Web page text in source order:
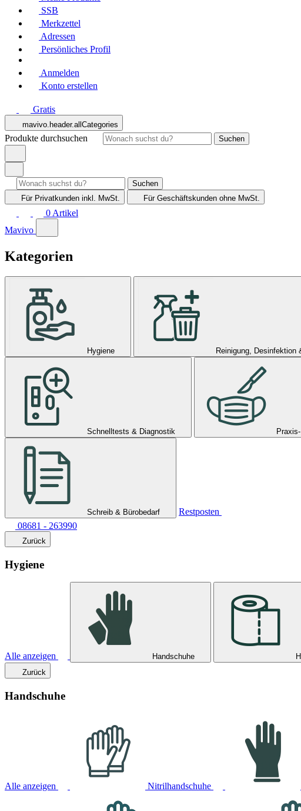
SSB
Merkzettel
Adressen
Persönliches Profil
Anmelden
Konto erstellen
Gratis
mavivo.header.allCategories
Produkte durchsuchen Suchen
Suchen
Für Privatkunden inkl. MwSt. Für Geschäftskunden ohne MwSt.
0 Artikel
Mavivo
Kategorien
Hygiene Reinigung, Desinfektion
Schnelltests & Diagnostik
Schreib & Bürobedarf
Restposten
08681 - 263990
Zurück
Hygiene
Alle anzeigen Handschuhe
Zurück
Handschuhe
Alle anzeigen Nitrilhandschuhe